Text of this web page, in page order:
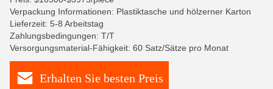
Verpackung Informationen: Plastiktasche und hölzerner Karton
Lieferzeit: 5-8 Arbeitstag
Zahlungsbedingungen: T/T
Versorgungsmaterial-Fähigkeit: 60 Satz/Sätze pro Monat
Erhalten Sie besten Preis